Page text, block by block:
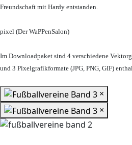
Freundschaft mit Hardy entstanden.
pixel (Der WaPPenSalon)
Im Downloadpaket sind 4 verschiedene
und 3 Pixelgrafikformate (JPG, PNG, GIF)
×
×